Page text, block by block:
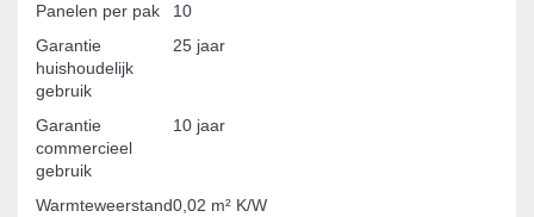
Panelen per pak
10
Garantie
huishoudelijk
gebruik
25 jaar
Garantie
commercieel
gebruik
10 jaar
Warmteweerstand0,02 m² K/W